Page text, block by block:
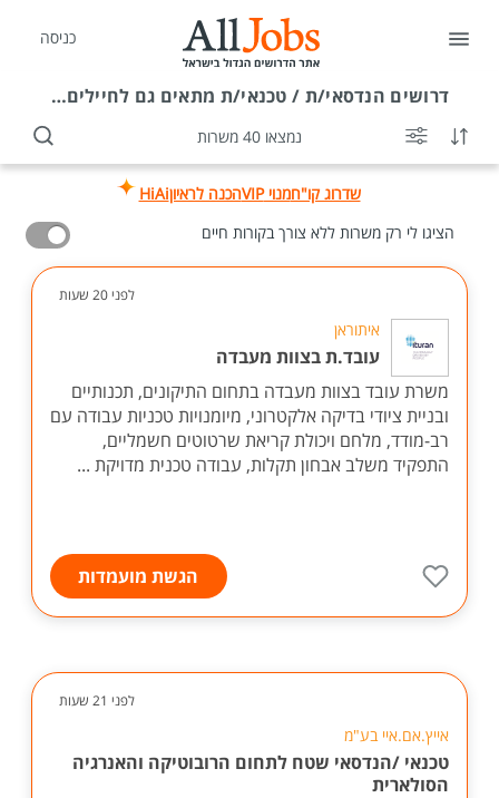
כניסה
דרושים הנדסאי/ת / טכנאי/ת מתאים גם לחיילים משוחררים
נמצאו 40 משרות
שדרוג קו"חמנוי VIP הכנה לראיוןHiAi
הציגו לי רק משרות ללא צורך בקורות חיים
לפני 20 שעות
איתוראן
עובד.ת בצוות מעבדה
משרת עובד בצוות מעבדה בתחום התיקונים, תכנותיים
ובניית ציודי בדיקה אלקטרוני, מיומנויות טכניות עבודה עם
רב-מודד, מלחם ויכולת קריאת שרטוטים חשמליים,
התפקיד משלב אבחון תקלות, עבודה טכנית מדויקת ...
הגשת מועמדות
לפני 21 שעות
אייץ.אם.איי בע"מ
טכנאי /הנדסאי שטח לתחום הרובוטיקה והאנרגיה
הסולארית